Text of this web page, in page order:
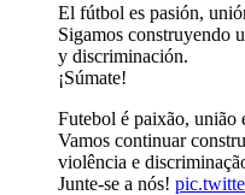
El fútbol es pasión,
Sigamos construyendo
y discriminación.
¡Súmate!
Futebol é paixão, união
Vamos continuar
violência e
Junte-se a nós!